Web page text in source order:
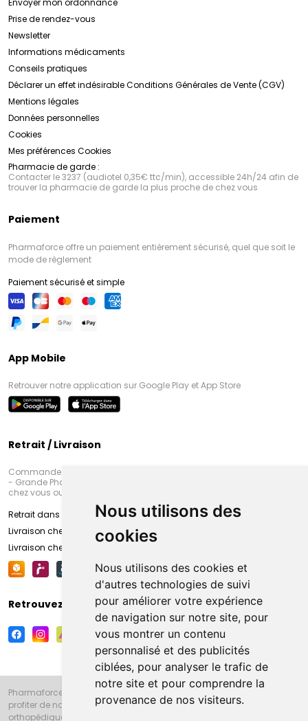
Nous utilisons des
cookies
Nous utilisons des cookies et
d'autres technologies de suivi
pour améliorer votre expérience
de navigation sur notre site, pour
vous montrer un contenu
personnalisé et des publicités
ciblées, pour analyser le trafic de
notre site et pour comprendre la
provenance de nos visiteurs.
Prise de rendez-vous
Newsletter
Informations médicaments
Conseils pratiques
Déclarer un effet indésirableConditions Générales de Vente (CGV)
Mentions légales
Données personnelles
Cookies
Mes préférences Cookies
Pharmacie de garde :
Contacter le 3237 (audiotel 0,35€ ttc/min), accessible 24h/24 afin de
trouver la pharmacie de garde la plus proche de chez vous
Paiement
Pharmaforce offre un paiement entièrement sécurisé, quel que soit le
mode de règlement
Paiement sécurisé et simple
App Mobile
Retrouver notre application sur Google Play et App Store
Retrait / Livraison
Commandez en ligne et venez chercher votre commande à Amiens
- Grande Pharmacie d’Amiens (Fachon) ou recevez-là rapidement
chez vous ou en point retrait
Retrait dans la pharmacie d’Amiens
Livraison chez vous
Livraison chez votre commerçant
Retrouvez-nous sur vos réseaux sociaux
Pharmaforce.fr et la Grande Pharmacie d’Amiens vous souhaitent de
profiter de notre accueil, de nos conseils pharmaceutiques,
orthopédiques, homéopathiques, parapharmaceutiques, beauté et